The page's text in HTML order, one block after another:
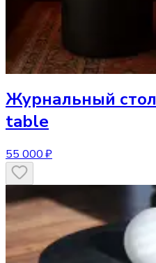
Журнальный стол
table
55 000 ₽